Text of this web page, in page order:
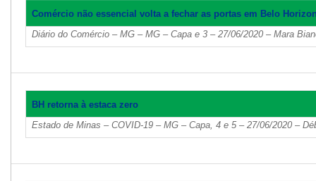
Comércio não essencial volta a fechar as portas em Belo
Diário do Comércio – MG – MG – Capa e 3 – 27/06/2020 – Mara
BH retorna à estaca zero
Estado de Minas – COVID-19 – MG – Capa, 4 e 5 – 27/06/2020 –